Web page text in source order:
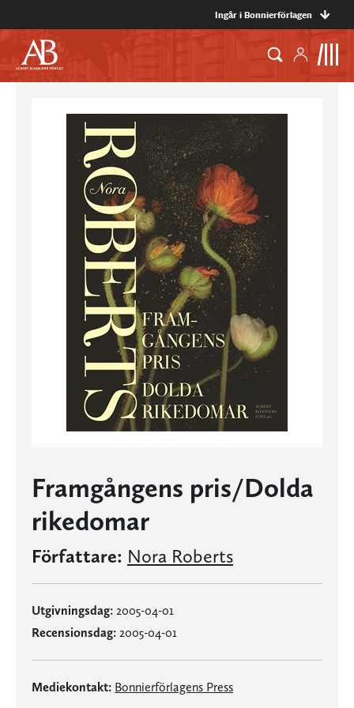
Ingår i Bonnierförlagen
Framgångens pris/Dolda
rikedomar
Författare: Nora Roberts
Utgivningsdag: 2005-04-01
Recensionsdag: 2005-04-01
Mediekontakt: Bonnierförlagens Press